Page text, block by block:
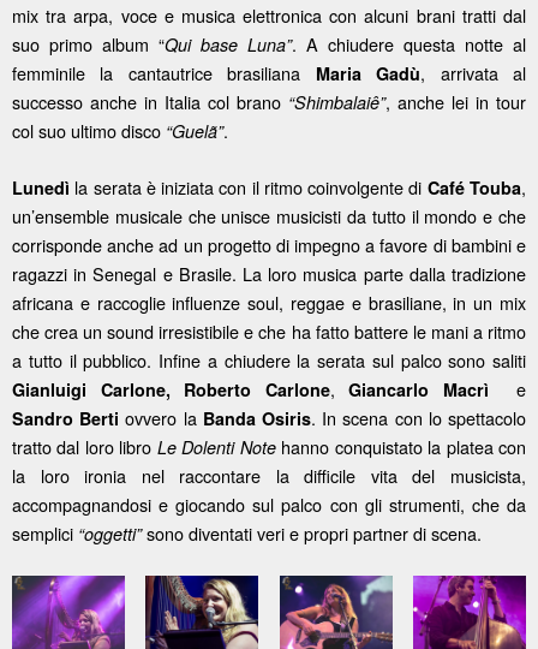
mix tra arpa, voce e musica elettronica con alcuni brani tratti dal
suo primo album “Qui base Luna”. A chiudere questa notte al
femminile la cantautrice brasiliana Maria Gadù, arrivata al
successo anche in Italia col brano “‎Shimbalaiê‬”, anche lei in tour
col suo ultimo disco “Guelã”.
Lunedì la serata è iniziata con il ritmo coinvolgente di Café Touba,
un’ensemble musicale che unisce musicisti da tutto il mondo e che
corrisponde anche ad un progetto di impegno a favore di bambini e
ragazzi in Senegal e Brasile. La loro musica parte dalla tradizione
africana e raccoglie influenze soul, reggae e brasiliane, in un mix
che crea un sound irresistibile e che ha fatto battere le mani a ritmo
a tutto il pubblico. Infine a chiudere la serata sul palco sono saliti
Gianluigi Carlone, Roberto Carlone,Giancarlo Macrì e
Sandro Berti ovvero la Banda Osiris. In scena con lo spettacolo
tratto dal loro libro Le Dolenti Notehanno conquistato la platea con
la loro ironia nel raccontare la difficile vita del musicista,
accompagnandosi e giocando sul palco con gli strumenti, che da
semplici “oggetti”sono diventati veri e propri partner di scena.